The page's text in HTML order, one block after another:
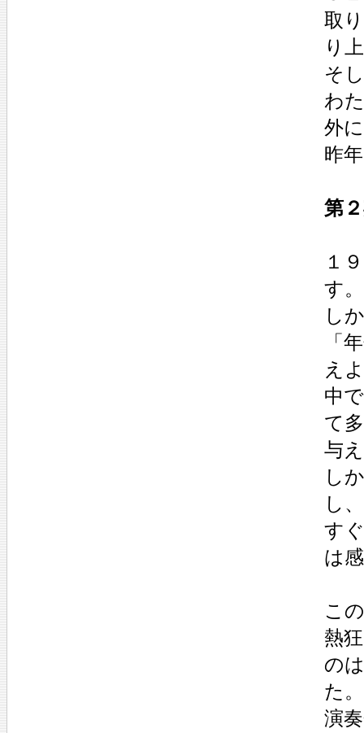
取
り
そ
わ
外
昨
第
１
す。
し
「
え
中
て
与
し
し
す
は
こ
熱
の
た。
演